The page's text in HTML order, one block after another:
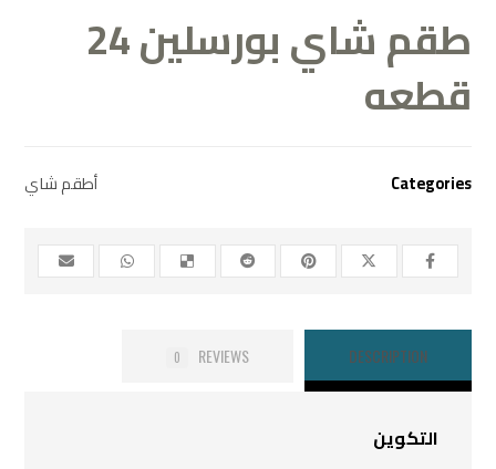
طقم شاي بورسلين 24
قطعه
Categories أطقم شاي
DESCRIPTION
REVIEWS
0
التكوين